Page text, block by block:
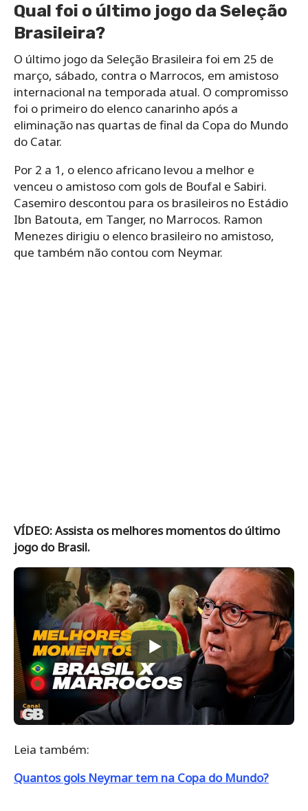
Qual foi o último jogo da Seleção
Brasileira?
O último jogo da Seleção Brasileira foi em 25 de
março, sábado, contra o Marrocos, em amistoso
internacional na temporada atual. O compromisso
foi o primeiro do elenco canarinho após a
eliminação nas quartas de final da Copa do Mundo
do Catar.
Por 2 a 1, o elenco africano levou a melhor e
venceu o amistoso com gols de Boufal e Sabiri.
Casemiro descontou para os brasileiros no Estádio
Ibn Batouta, em Tanger, no Marrocos. Ramon
Menezes dirigiu o elenco brasileiro no amistoso,
que também não contou com Neymar.
VÍDEO: Assista os melhores momentos do último
jogo do Brasil.
Leia também:
Quantos gols Neymar tem na Copa do Mundo?